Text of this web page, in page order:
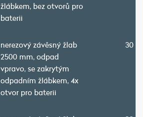
žlábkem, bez otvorů pro
baterii
nerezový závěsný žlab
2500 mm, odpad
vpravo, se zakrytým
odpadním žlábkem, 4x
otvor pro baterii
30